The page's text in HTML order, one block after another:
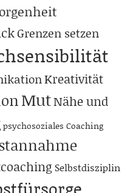
Grenzen setzen
Kreativität
MutNähe und
psychosoziales Coaching
Selbstdisziplin